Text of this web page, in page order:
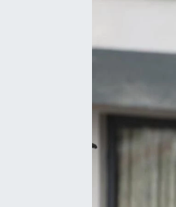
POLİTİKA
SAĞLIK